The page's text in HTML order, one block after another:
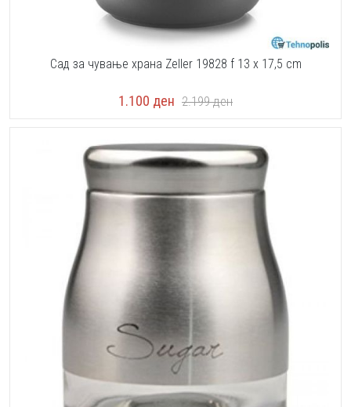
Сад за чување храна Zeller 19828 f 13 x 17,5 cm
1.100 ден 2.199ден